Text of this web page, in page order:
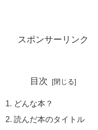
スポンサーリンク
目次
どんな本？
読んだ本のタイトル